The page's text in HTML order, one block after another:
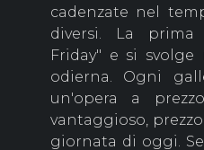
cadenzate nel
diversi. La
Friday" e si
odierna. Ogni
un'opera a
vantaggioso,
giornata di oggi.